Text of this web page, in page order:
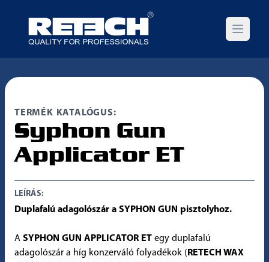
Open
TERMÉK KATALÓGUS:
Syphon Gun
Applicator ET
LEÍRÁS:
Duplafalú adagolószár a SYPHON GUN pisztolyhoz.
A SYPHON GUN APPLICATOR ET egy duplafalú
adagolószár a híg konzerváló folyadékok ( RETECH WAX